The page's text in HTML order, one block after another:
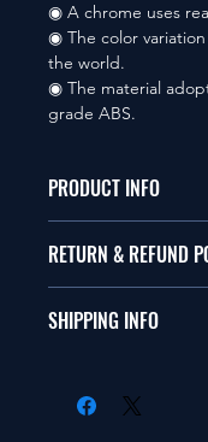
◉ A chrome uses
◉ The color
the world.
◉ The material
grade ABS.
PRODUCT INFO
本品は1/10サイズ
This items fit in with
RETURN & REFUND
商品に明らかな欠
isn't accepted in
SHIPPING INFO
します。海外への